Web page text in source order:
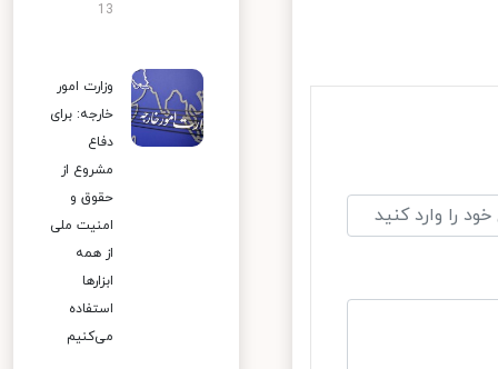
13
وزارت امور
خارجه: برای
دفاع
مشروع از
حقوق و
امنیت ملی
از همه
ابزارها
استفاده
می‌کنیم